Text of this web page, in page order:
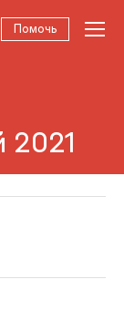
Помочь
2021